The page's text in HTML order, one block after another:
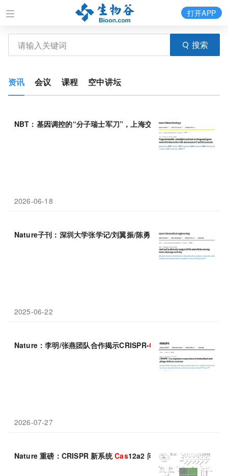
搜索
打开APP
资讯 会议 课程 空中讲坛
NBT：基因调控的“分子瑞士军刀”，上海交通大学童垚俊团队发现
2026-06-18
Nature子刊：深圳大学张学记/刘翼振/陈勇团队开发基于
2025-06-22
Nature：李明/张燕团队合作揭示CRISPR-Cas调控细菌先天免疫
2026-07-27
Nature 重磅：CRISPR 新系统Cas12a2 问世，精准“处决”病变